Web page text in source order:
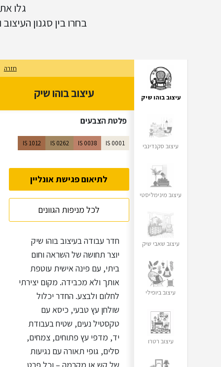
גלו
בחרו בין סגנון
עיצוב בוהו שיק
עיצוב סקנדינבי
עיצוב מינימליסטי
עיצוב שאבי שיק
עיצוב ביופילי
עיצוב רטרו
סלון חדר שינה פינת אוכל
חזרה
עיצוב בוהו שיק
פלטת הצבעים
IS 0001
IS 0038
IS 0262
IS 1012
לתיאום פגישת אונליין
לכל מניפות הגוונים
חדר עבודה בעיצוב בוהו שיק
יוצר תחושה של השראה וחום
ביתי, עם פינה אישית עוטפת
אותך ולא מכבידה. מקום יצירתי
לחלום ולבצע. החדר יכלול
שולחן עץ טבעי, כיסא עם
טקסטיל נעים, שטיח בעבודת
יד, מדפי עץ פתוחים, צמחים,
סלים, גופי תאורה עם נגיעות